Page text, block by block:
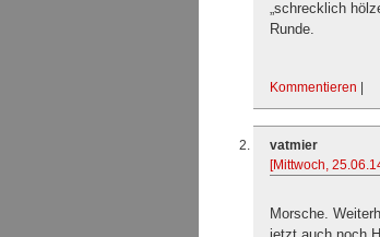
„schrecklich
Runde.
Kommentieren |
vatmier
[Mittwoch,
Morsche.